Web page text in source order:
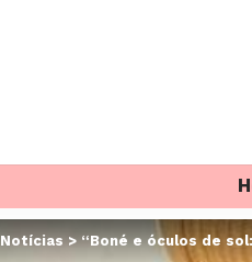
Notícias > “Boné e óculos de